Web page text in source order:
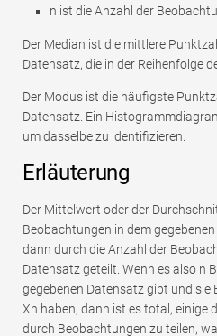
n ist die Anzahl der
Der Median ist die mittlere
Datensatz, die in der Reihenfolge
Der Modus ist die häufigste
Datensatz. Ein
um dasselbe zu identifizieren.
Erläuterung
Der Mittelwert oder der
Beobachtungen in dem
dann durch die Anzahl der
Datensatz geteilt. Wenn es also n
gegebenen Datensatz gibt und sie
Xn haben, dann ist es total, einige
durch Beobachtungen zu teilen,